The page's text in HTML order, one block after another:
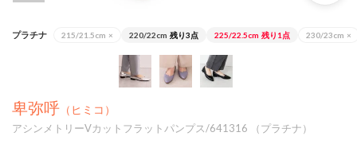
プラチナ 215/21.5cm × 220/22cm 残り3点 225/22.5cm 残り1点 230/23cm ×
卑弥呼 （ヒミコ）
アシンメトリーVカットフラットパンプス/641316 （プラチナ）